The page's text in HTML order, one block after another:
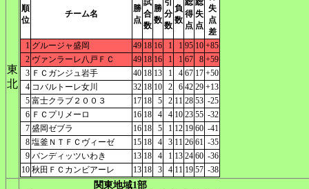
東
北
順
位
チーム名
勝
点
試
合
数
勝
数
引
分
数
負
数
総
得
点
総
失
点
失
点
差
1 グルージャ盛岡 49 18 16 1 1 95 10 +85
2 ヴァンラーレ八戸ＦＣ 49 18 16 1 1 67 8 +59
3 ＦＣガンジュ岩手 40 18 13 1 4 67 17 +50
4 コバルトーレ女川 32 18 10 2 6 42 29 +13
5 富士クラブ２００３ 17 18 5 2 11 28 53 -25
6 ＦＣプリメーロ 16 18 4 4 10 23 55 -32
7 盛岡ゼブラ 16 18 5 1 12 19 60 -41
8 塩釜ＮＴＦＣヴィーゼ 15 18 4 3 11 26 61 -35
9 バンディッツいわき 13 18 4 1 13 24 60 -36
10 秋田ＦＣカンビアーレ 13 18 3 4 11 19 57 -38
関東地域1部